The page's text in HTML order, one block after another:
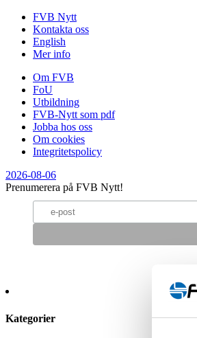
FVB Nytt
Kontakta oss
English
Mer info
Om FVB
FoU
Utbildning
FVB-Nytt som pdf
Jobba hos oss
Om cookies
Integritetspolicy
2026-08-06
Prenumerera på FVB Nytt!
Kategorier